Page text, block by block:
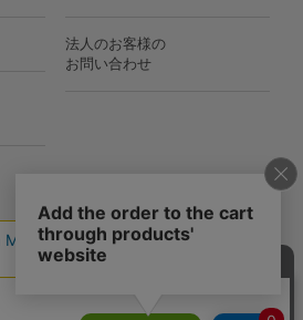
法人のお客様の
お問い合わせ
Rights Reserved.